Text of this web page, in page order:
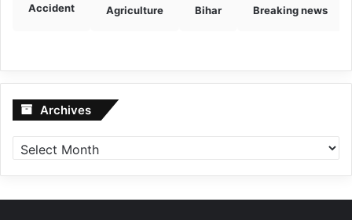
Accident Agriculture Bihar Breaking news
Archives Archives